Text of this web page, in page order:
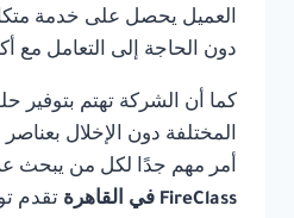
العميل يحصل على خدمة
دون الحاجة إلى التعامل مع
كما أن الشركة تهتم بتوفير
المختلفة دون الإخلال
أمر مهم جدًا لكل من يبحث
FireClass في القاهرة
تقدم